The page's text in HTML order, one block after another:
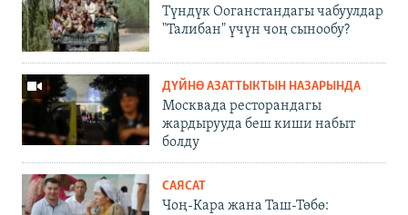
Түндүк Ооганстандагы чабуулдар
"Талибан" үчүн чоң сынообу?
ДҮЙНӨ АЗАТТЫКТЫН НАЗАРЫНДА
Москвада ресторандагы
жардырууда беш киши набыт
болду
САЯСАТ
Чоң-Кара жана Таш-Төбө: